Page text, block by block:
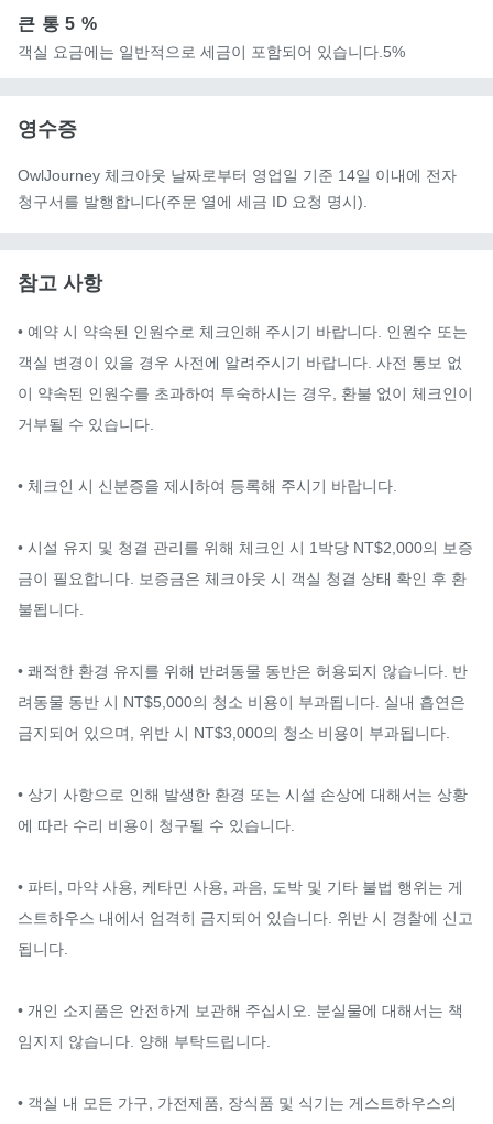
큰 통5 %
객실 요금에는 일반적으로 세금이 포함되어 있습니다.5%
영수증
OwlJourney 체크아웃 날짜로부터 영업일 기준 14일 이내에 전자
청구서를 발행합니다(주문 열에 세금 ID 요청 명시).
참고 사항
• 예약 시 약속된 인원수로 체크인해 주시기 바랍니다. 인원수 또는
객실 변경이 있을 경우 사전에 알려주시기 바랍니다. 사전 통보 없
이 약속된 인원수를 초과하여 투숙하시는 경우, 환불 없이 체크인이
거부될 수 있습니다.
• 체크인 시 신분증을 제시하여 등록해 주시기 바랍니다.
• 시설 유지 및 청결 관리를 위해 체크인 시 1박당 NT$2,000의 보증
금이 필요합니다. 보증금은 체크아웃 시 객실 청결 상태 확인 후 환
불됩니다.
• 쾌적한 환경 유지를 위해 반려동물 동반은 허용되지 않습니다. 반
려동물 동반 시 NT$5,000의 청소 비용이 부과됩니다. 실내 흡연은
금지되어 있으며, 위반 시 NT$3,000의 청소 비용이 부과됩니다.
• 상기 사항으로 인해 발생한 환경 또는 시설 손상에 대해서는 상황
에 따라 수리 비용이 청구될 수 있습니다.
• 파티, 마약 사용, 케타민 사용, 과음, 도박 및 기타 불법 행위는 게
스트하우스 내에서 엄격히 금지되어 있습니다. 위반 시 경찰에 신고
됩니다.
• 개인 소지품은 안전하게 보관해 주십시오. 분실물에 대해서는 책
임지지 않습니다. 양해 부탁드립니다.
• 객실 내 모든 가구, 가전제품, 장식품 및 식기는 게스트하우스의